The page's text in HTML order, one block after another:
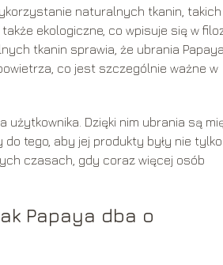
naturalnych tkanin, takich
także ekologiczne, co wpisuje się w
tkanin sprawia, że ubrania
co jest szczególnie ważne w
Dzięki nim ubrania są
tego, aby jej produkty były nie tylko
czasach, gdy coraz więcej osób
Papaya dba o